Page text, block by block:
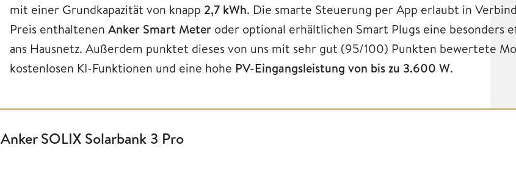
mit einer Grundkapazität von knapp 2,7 kWh. Die smarte Steuerung per App erlaubt in
Preis enthaltenenAnker Smart Meter oder optional erhältlichen Smart Plugs eine besonders
ans Hausnetz. Außerdem punktet dieses von uns mit sehr gut (95/100) Punkten bewertete
kostenlosen KI-Funktionen und eine hohe PV-Eingangsleistung von bis zu 3.600 W.
Anker SOLIX Solarbank 3 Pro